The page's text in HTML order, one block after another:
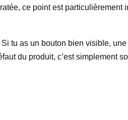
ce point est
tu as un bouton bien visible,
du produit, c’est simplement